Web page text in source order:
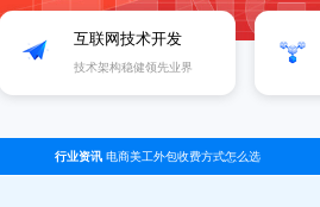
互联网技术开发
技术架构稳健领先业界
行业资讯 电商美工外包收费方式怎么选